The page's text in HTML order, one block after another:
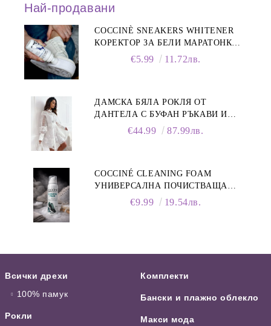
Най-продавани
COCCINÈ SNEAKERS WHITENER
КОРЕКТОР ЗА БЕЛИ МАРАТОНКИ,
€5.99 11.72лв.
ДАМСКА БЯЛА РОКЛЯ ОТ
ДАНТЕЛА С БУФАН РЪКАВИ И
€44.99 87.99лв.
COCCINÉ CLEANING FOAM
УНИВЕРСАЛНА ПОЧИСТВАЩА
ПЯНА ЗА ОБУВКИ, 150 МЛ
€9.99 19.54лв.
Всички дрехи
100% памук
Рокли
Комплекти
Бански и плажно облекло
Макси мода